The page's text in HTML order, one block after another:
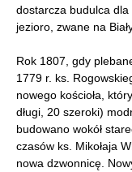
dostarcza budulca
jezioro, zwane na
Rok 1807, gdy
1779 r. ks.
nowego kościoła,
długi, 20 szeroki)
budowano wokół
czasów ks. Mikołaja
nowa dzwonnicę.